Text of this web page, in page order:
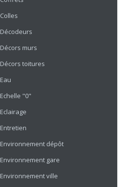
Colles
Décodeurs
Décors murs
Décors toitures
Eau
Echelle "0"
Eclairage
Entretien
Environnement dépôt
Environnement gare
Environnement ville